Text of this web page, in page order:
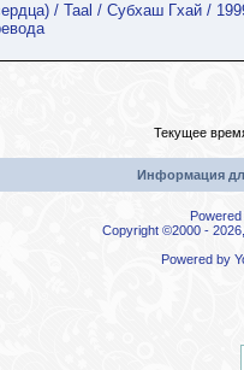
/ Taal / Субхаш Гхай /
Текущее
Информация
Copyright ©2000 -
Powered by